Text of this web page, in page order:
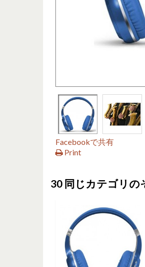
Facebookで共有
Print
30 同じカテゴリの